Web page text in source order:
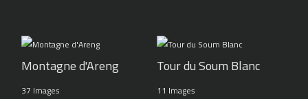
Montagne d'Areng
37 Images
Tour du Soum Blanc
11 Images